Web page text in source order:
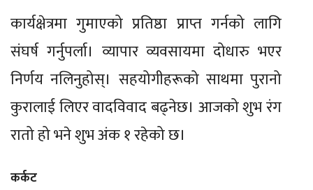
कार्यक्षेत्रमा गुमाएको प्रतिष्ठा प्राप्त गर्नको लागि
संघर्ष गर्नुपर्ला। व्यापार व्यवसायमा दोधारु भएर
निर्णय नलिनुहोस्। सहयोगीहरूको साथमा पुरानो
कुरालाई लिएर वादविवाद बढ्नेछ। आजको शुभ रंग
रातो हो भने शुभ अंक १ रहेको छ।
कर्कट